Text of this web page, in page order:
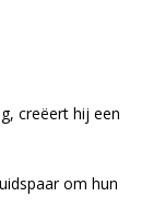
creëert hij een
om hun